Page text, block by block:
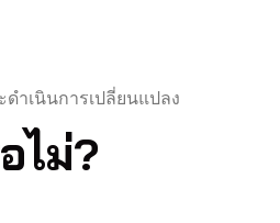
ำเนินการเปลี่ยนแปลง
ไม่?